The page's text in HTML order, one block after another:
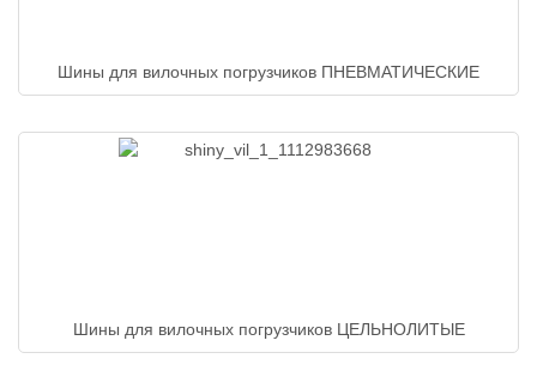
Шины для вилочных погрузчиков ПНЕВМАТИЧЕСКИЕ
Шины для вилочных погрузчиков ЦЕЛЬНОЛИТЫЕ